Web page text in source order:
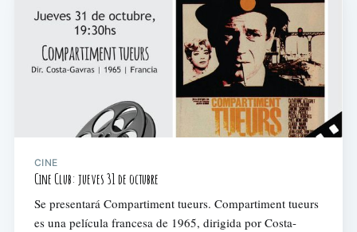
CINE
Cine Club: jueves 31 de octubre
Se presentará Compartiment tueurs. Compartiment tueurs
es una película francesa de 1965, dirigida por Costa-